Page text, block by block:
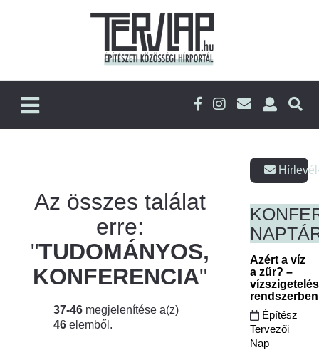
Az összes találat
erre:
"TUDOMÁNYOS,
KONFERENCIA"
37-46 megjelenítése a(z)
46 elemből.
Azért a víz
a zűr? –
Építész
Tervezői
Nap